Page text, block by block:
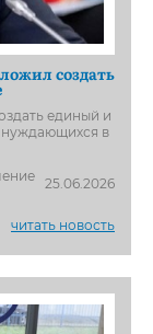
создать
единый и
нуждающихся в
25.06.2026
читать новость